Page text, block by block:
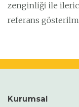
zenginliği ile
referans
Kurumsal